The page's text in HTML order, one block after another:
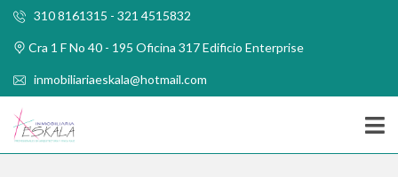
310 8161315 - 321 4515832
Cra 1 F No 40 - 195 Oficina 317 Edificio Enterprise
inmobiliariaeskala@hotmail.com